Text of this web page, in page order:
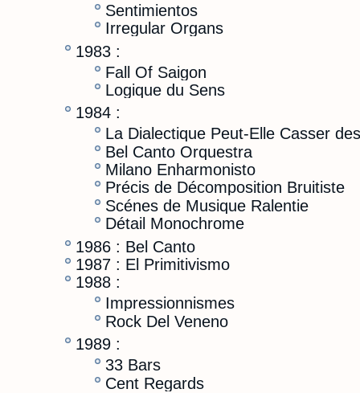
Sentimientos
Irregular Organs
1983 :
Fall Of Saigon
Logique du Sens
1984 :
La Dialectique Peut-Elle Casser
Bel Canto Orquestra
Milano Enharmonisto
Précis de Décomposition Bruitiste
Scénes de Musique Ralentie
Détail Monochrome
1986 : Bel Canto
1987 : El Primitivismo
1988 :
Impressionnismes
Rock Del Veneno
1989 :
33 Bars
Cent Regards